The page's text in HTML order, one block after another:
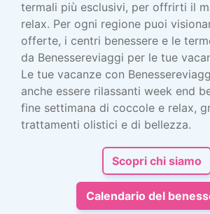
termali più esclusivi, per offrirti il
relax. Per ogni regione puoi
offerte, i centri benessere e le
da Benessereviaggi per le tue
Le tue vacanze con
anche essere rilassanti week end
fine settimana di coccole e relax,
trattamenti olistici e di bellezza.
Scopri chi siamo
Calendario del